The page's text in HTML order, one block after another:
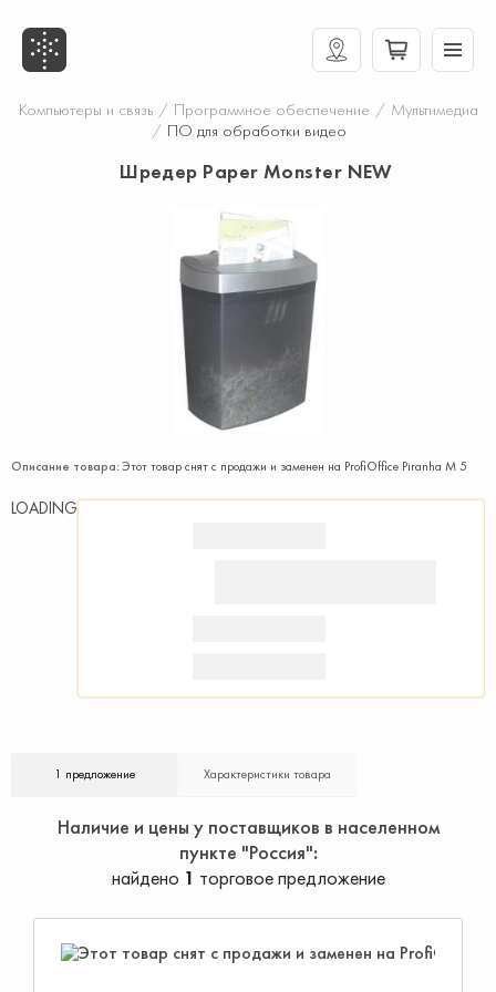
Компьютеры и связь / Программное обеспечение / Мультимедиа
/ ПО для обработки видео
Шредер Paper Monster NEW
Описание товара:Этот товар снят с продажи и заменен на ProfiOffice Piranha M 5
LOADING
1 предложение Характеристики товара
Наличие и цены у поставщиков в населенном
пункте "Россия"
найдено 1 торговое предложение